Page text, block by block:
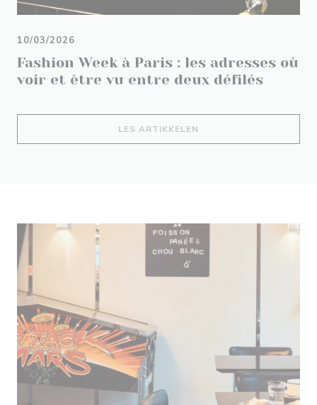
Fashion Week à Paris : les adresses où
voir et être vu entre deux défilés
10/03/2026
LES ARTIKKELEN